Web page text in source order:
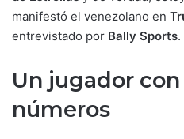
manifestó el venezolano en
entrevistado por Bally Sports.
Un jugador
números